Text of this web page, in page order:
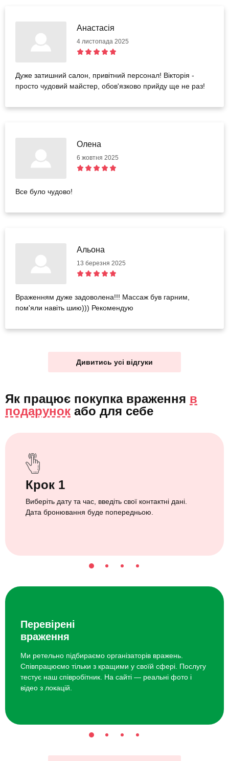
Анастасія
4 листопада 2025
Дуже затишний салон, привітний персонал! Вікторія -
просто чудовий майстер, обов'язково прийду ще не раз!
Олена
6 жовтня 2025
Все було чудово!
Альона
13 березня 2025
Враженням дуже задоволена!!! Массаж був гарним,
пом'яли навіть шию))) Рекомендую
Дивитись усі відгуки
Як працює покупка враження в
подарунок або для себе
Крок 1
Виберіть дату та час, введіть свої контактні дані.
Дата бронювання буде попередньою.
Перевірені
враження
Ми ретельно підбираємо організаторів вражень.
Співпрацюємо тільки з кращими у своїй сфері. Послугу
тестує наш співробітник. На сайті — реальні фото і
відео з локацій.